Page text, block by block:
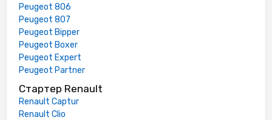
Peugeot 806
Peugeot 807
Peugeot Bipper
Peugeot Boxer
Peugeot Expert
Peugeot Partner
Стартер Renault
Renault Captur
Renault Clio